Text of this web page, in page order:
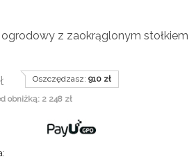
z zaokrąglonym stołkiem
Oszczędzasz: 910 zł
obniżką: 2 248 zł